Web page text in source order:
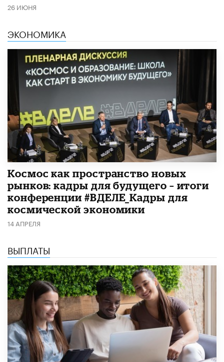
26 ИЮНЯ
ЭКОНОМИКА
Космос как пространство новых
рынков: кадры для будущего – итоги
конференции #ВДЕЛЕ_Кадры для
космической экономики
14 АПРЕЛЯ
ВЫПЛАТЫ